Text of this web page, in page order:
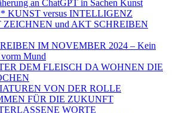
an ChatGPT in Sachen Kunst
KUNST versus INTELLIGENZ
ZEICHNEN und AKT SCHREIBEN
IM NOVEMBER 2024 – Kein
Mund
DEM FLEISCH DA WOHNEN DIE
VON DER ROLLE
FÜR DIE ZUKUNFT
WORTE